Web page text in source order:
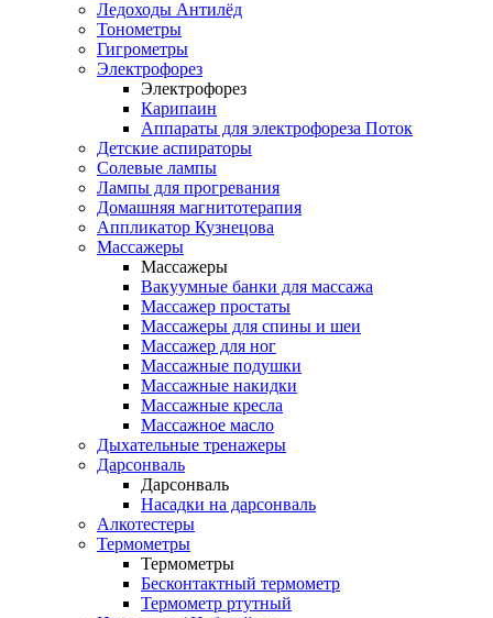
Ледоходы Антилёд
Тонометры
Гигрометры
Электрофорез
Электрофорез
Карипаин
Аппараты для электрофореза Поток
Детские аспираторы
Солевые лампы
Лампы для прогревания
Домашняя магнитотерапия
Аппликатор Кузнецова
Массажеры
Массажеры
Вакуумные банки для массажа
Массажер простаты
Массажеры для спины и шеи
Массажер для ног
Массажные подушки
Массажные накидки
Массажные кресла
Массажное масло
Дыхательные тренажеры
Дарсонваль
Дарсонваль
Насадки на дарсонваль
Алкотестеры
Термометры
Термометры
Бесконтактный термометр
Термометр ртутный